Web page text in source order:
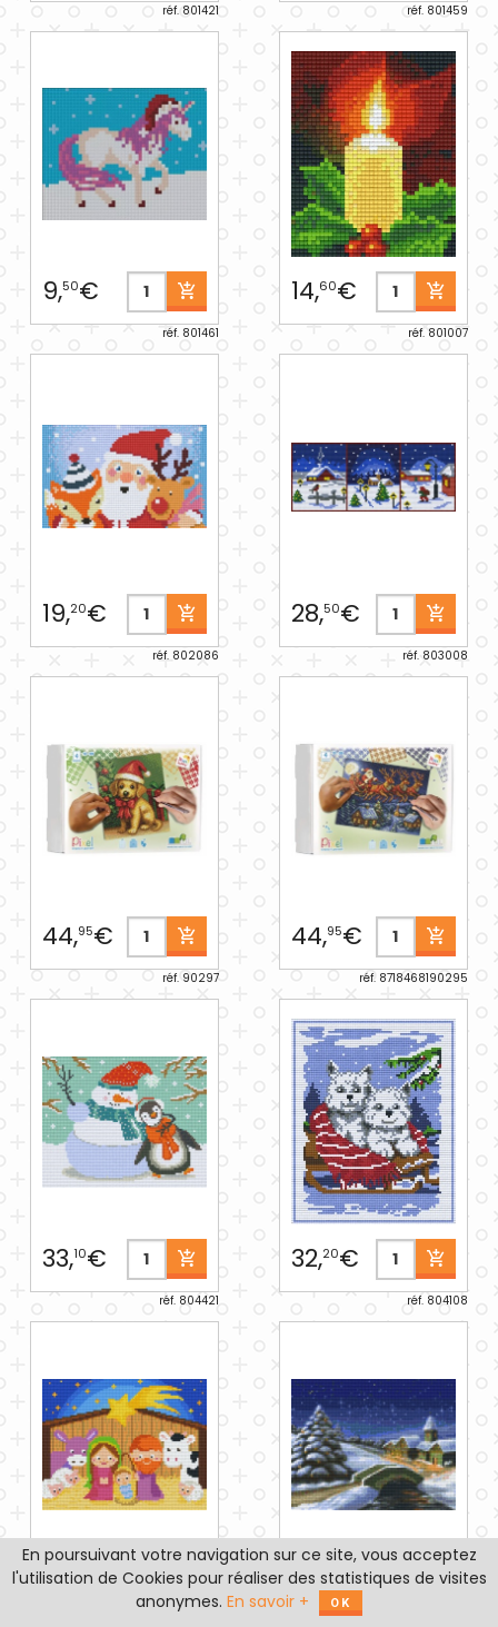
réf. 801421 réf. 801459
9,50€
réf. 801461
14,60€
réf. 801007
19,20€
réf. 802086
28,50€
réf. 803008
44,95€
réf. 90297
44,95€
réf. 8718468190295
33,10€
réf. 804421
32,20€
réf. 804108
35,80 € 44,10€
En poursuivant votre navigation sur ce site, vous acceptez
l'utilisation de Cookies pour réaliser des statistiques de visites
anonymes. En savoir + OK